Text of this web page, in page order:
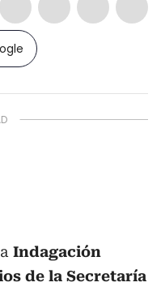
Indagación
de la Secretaría